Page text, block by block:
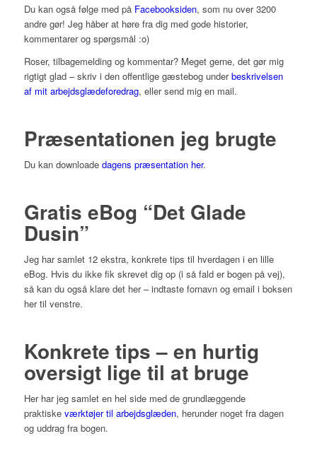
Du kan også følge med på Facebooksiden, som nu over 3200
andre gør! Jeg håber at høre fra dig med gode historier,
kommentarer og spørgsmål :o)
Roser, tilbagemelding og kommentar? Meget gerne, det gør mig
rigtigt glad – skriv i den offentlige gæstebog underbeskrivelsen
af mit arbejdsglædeforedrag, eller send mig en mail.
Præsentationen jeg brugte
Du kan downloade dagens præsentation her.
Gratis eBog “Det Glade
Dusin”
Jeg har samlet 12 ekstra, konkrete tips til hverdagen i en lille
eBog. Hvis du ikke fik skrevet dig op (i så fald er bogen på vej),
så kan du også klare det her – indtaste fornavn og email i boksen
her til venstre.
Konkrete tips – en hurtig
oversigt lige til at bruge
Her har jeg samlet en hel side med de grundlæggende
praktiske værktøjer til arbejdsglæden, herunder noget fra dagen
og uddrag fra bogen.